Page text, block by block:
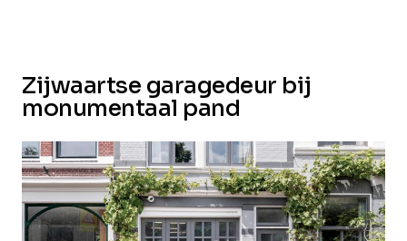
Zijwaartse garagedeur bij
monumentaal pand